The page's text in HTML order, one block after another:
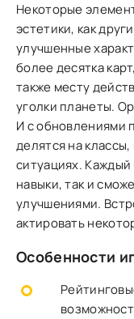
Некоторые
эстетики, как
улучшенные
более десятка
также месту
уголки планеты.
И с обновлениями
делятся на
ситуациях.
навыки, так и
улучшениями.
актировать
Особенности